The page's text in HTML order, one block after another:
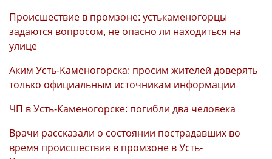
Происшествие в промзоне: устькаменогорцы
задаются вопросом, не опасно ли находиться на
улице
Аким Усть-Каменогорска: просим жителей доверять
только официальным источникам информации
ЧП в Усть-Каменогорске: погибли два человека
Врачи рассказали о состоянии пострадавших во
время происшествия в промзоне в Усть-